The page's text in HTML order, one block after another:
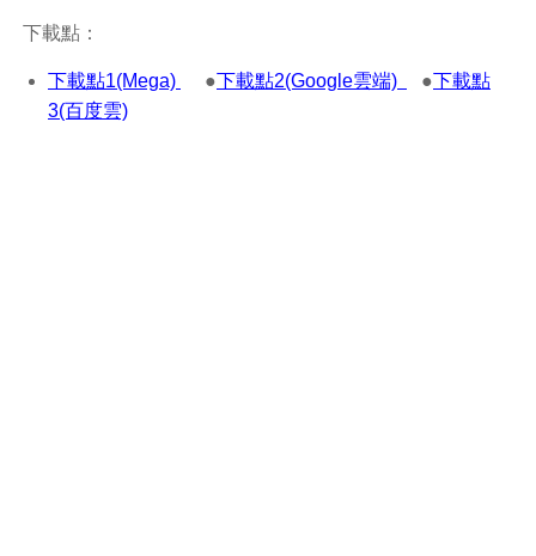
下載點：
下載點1(Mega) ●下載點2(Google雲端) ●下載點
3(百度雲)